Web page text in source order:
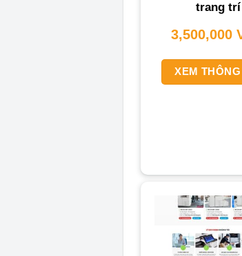
trang trí
3,500,000
XEM THÔNG